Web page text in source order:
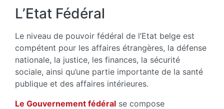
L’Etat Fédéral
Le niveau de pouvoir fédéral de l’Etat belge est
compétent pour les affaires étrangères, la défense
nationale, la justice, les finances, la sécurité
sociale, ainsi qu’une partie importante de la santé
publique et des affaires intérieures.
Le Gouvernement fédéral se compose